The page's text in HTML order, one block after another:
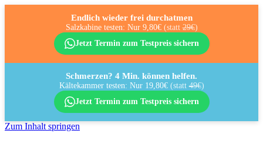
Endlich wieder frei durchatmen
Salzkabine testen: Nur 9,80€ (statt29€)
Jetzt Termin zum Testpreis sichern
Schmerzen? 4 Min. können helfen.
Kältekammer testen: Nur 19,80€ (statt49€)
Jetzt Termin zum Testpreis sichern
Zum Inhalt springen